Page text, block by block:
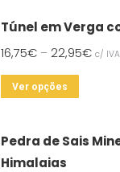
Túnel em Verga
16,75€ – 22,95€ c/ IVA
Ver opções
Pedra de Sais
Himalaias